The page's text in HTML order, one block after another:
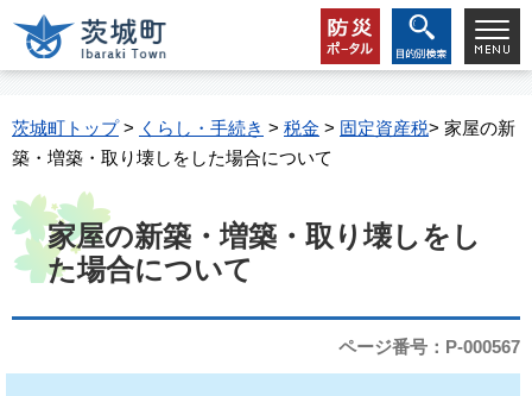
茨城町トップ> くらし・手続き > 税金 > 固定資産税> 家屋の新
築・増築・取り壊しをした場合について
家屋の新築・増築・取り壊しをし
た場合について
ページ番号：P-000567